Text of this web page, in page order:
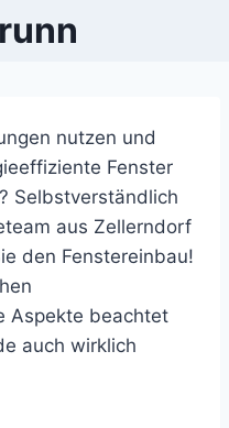
nutzen und
Fenster
Selbstverständlich
aus Zellerndorf
den Fenstereinbau!
Aspekte beachtet
auch wirklich